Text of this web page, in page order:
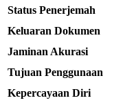
Status Penerjemah
Keluaran Dokumen
Jaminan Akurasi
Tujuan Penggunaan
Kepercayaan Diri